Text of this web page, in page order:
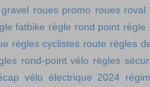
roues promo roues roval
fatbike règle rond point règle
règles cyclistes route règles
rond-point vélo règles
vélo électrique 2024